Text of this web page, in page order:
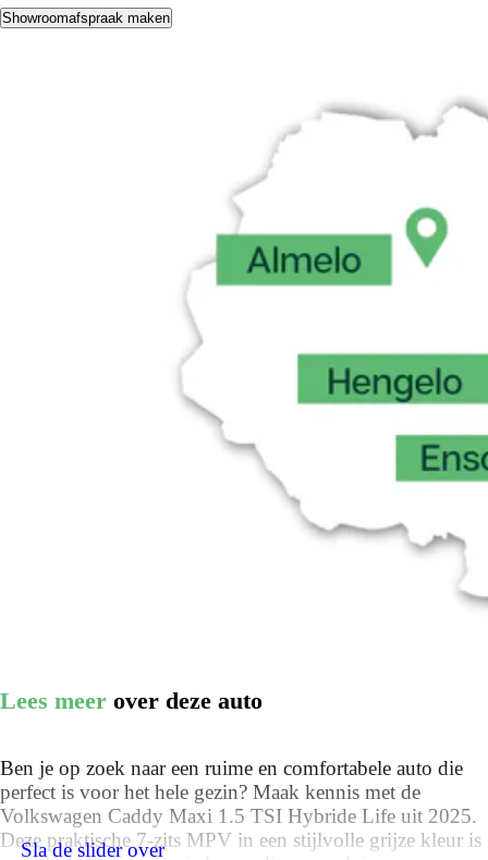
Showroomafspraak maken
Lees meer over deze auto
Ben je op zoek naar een ruime en comfortabele auto die
perfect is voor het hele gezin? Maak kennis met de
Volkswagen Caddy Maxi 1.5 TSI Hybride Life uit 2025.
Deze praktische 7-zits MPV in een stijlvolle grijze kleur is
Sla de slider over